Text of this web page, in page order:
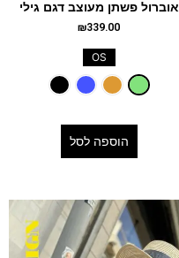
אוברול פשתן מעוצב דגם גילי
₪339.00
OS
הוספה לסל